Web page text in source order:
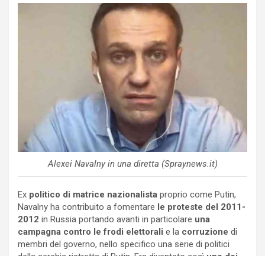
Alexei Navalny in una diretta (Spraynews.it)
Ex politico di matrice nazionalista proprio come Putin,
Navalny ha contribuito a fomentare le proteste del 2011-
2012 in Russia portando avanti in particolare una
campagna contro le frodi elettorali e la corruzione di
membri del governo, nello specifico una serie di politici